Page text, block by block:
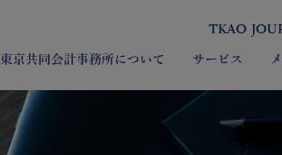
TKAO
東京共同会計事務所について サービス